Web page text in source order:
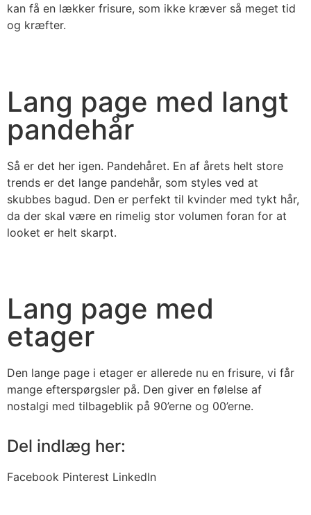
kan få en lækker frisure, som ikke kræver så meget tid
og kræfter.
Lang page med langt
pandehår
Så er det her igen. Pandehåret. En af årets helt store
trends er det lange pandehår, som styles ved at
skubbes bagud. Den er perfekt til kvinder med tykt hår,
da der skal være en rimelig stor volumen foran for at
looket er helt skarpt.
Lang page med
etager
Den lange page i etager er allerede nu en frisure, vi får
mange efterspørgsler på. Den giver en følelse af
nostalgi med tilbageblik på 90’erne og 00’erne.
Del indlæg her:
Facebook Pinterest LinkedIn